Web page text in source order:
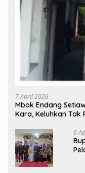
7 April 2026
Mbok Endang
Kara, Keluhkan Tak
6